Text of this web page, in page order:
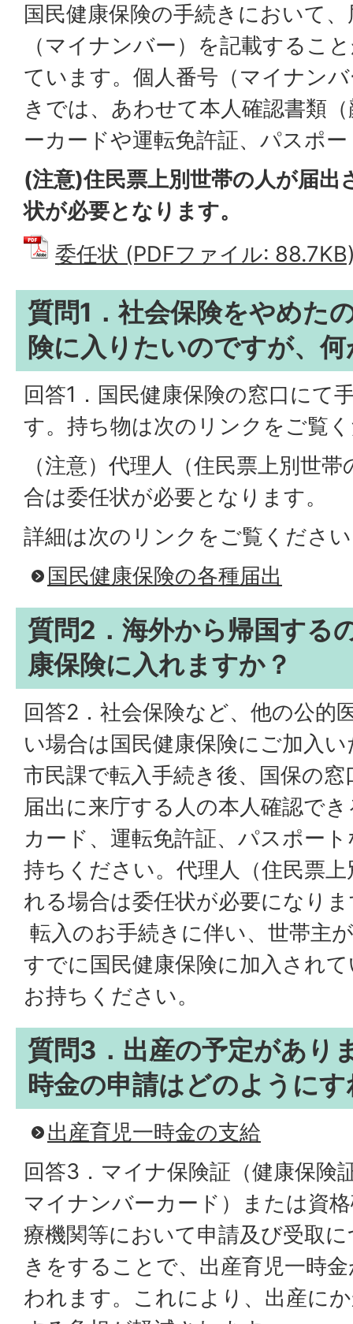
国民健康保険の手続きにおいて
（マイナンバー）を記載するこ
ています。個人番号（マイナン
きでは、あわせて本人確認書類
ーカードや運転免許証、パスポ
(注意)住民票上別世帯の人が届出
状が必要となります。
委任状 (PDFファイル:
質問1．社会保険をやめた
険に入りたいのですが、
回答1．国民健康保険の窓口にて
す。持ち物は次のリンクをご覧
（注意）代理人（住民票上別世
合は委任状が必要となります。
詳細は次のリンクをご覧くださ
国民健康保険の各種届出
質問2．海外から帰国する
康保険に入れますか？
回答2．社会保険など、他の公的
い場合は国民健康保険にご加入
市民課で転入手続き後、国保の
届出に来庁する人の本人確認で
カード、運転免許証、パスポー
持ちください。代理人（住民票
れる場合は委任状が必要になり
転入のお手続きに伴い、世帯主
すでに国民健康保険に加入され
お持ちください。
質問3．出産の予定があり
時金の申請はどのように
出産育児一時金の支給
回答3．マイナ保険証（健康保険
マイナンバーカード）または資
療機関等において申請及び受取
きをすることで、出産育児一時
われます。これにより、出産に